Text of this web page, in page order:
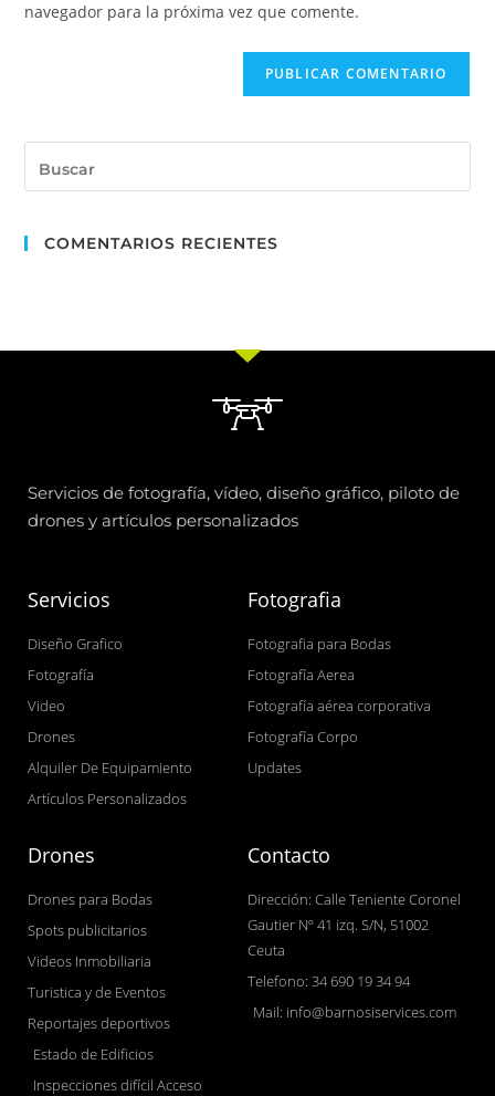
navegador para la próxima vez que comente.
COMENTARIOS RECIENTES
Servicios de fotografía, vídeo, diseño gráfico, piloto de
drones y artículos personalizados
Servicios
Diseño Grafico
Fotografía
Video
Drones
Alquiler De Equipamiento
Artículos Personalizados
Fotografia
Fotografia para Bodas
Fotografía Aerea
Fotografía aérea corporativa
Fotografía Corpo
Updates
Drones
Drones para Bodas
Spots publicitarios
Videos Inmobiliaria
Turistica y de Eventos
Reportajes deportivos
Estado de Edificios
Inspecciones difícil Acceso
Contacto
Dirección: Calle Teniente Coronel
Gautier Nº 41 izq. S/N, 51002
Ceuta
Telefono: 34 690 19 34 94
Mail: info@barnosiservices.com